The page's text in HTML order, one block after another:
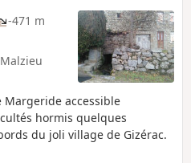
-471 m
Margeride accessible
hormis quelques
du joli village de Gizérac.